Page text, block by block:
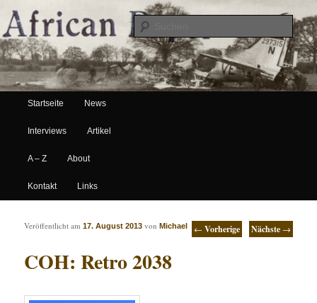
African Paper
Hauptmenü
Zum Inhalt wechseln
Zum sekundären Inhalt wechseln
Startseite News
Interviews Artikel
A – Z About
Kontakt Links
Artikelnavigation ← Vorherige Nächste →
COH: Retro 2038
Veröffentlicht am17. August 2013 vonMichael